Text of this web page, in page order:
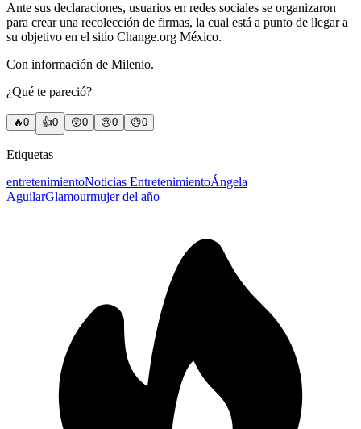
Ante sus declaraciones, usuarios en redes sociales se organizaron
para crear una recolección de firmas, la cual está a punto de llegar a
su objetivo en el sitio Change.org México.
Con información de Milenio.
¿Qué te pareció?
🔥0 👍0 😲0 😢0 😠0
Etiquetas
entretenimientoNoticias EntretenimientoÁngela
AguilarGlamourmujer del año